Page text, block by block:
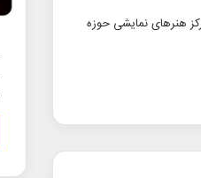
هنرهای نمایشی حوزه